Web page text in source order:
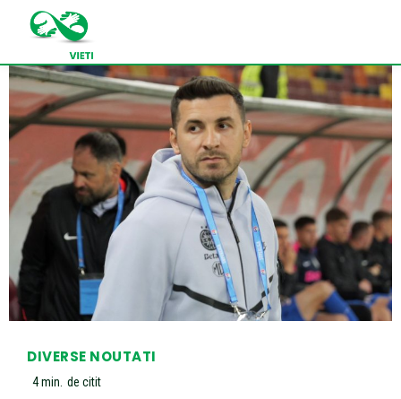
DIVERSE NOUTATI
4min. de citit